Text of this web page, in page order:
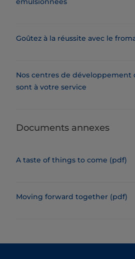
Goûtez à la réussite avec le
Nos centres de développement
sont à votre service
Documents annexes
A taste of things to come (pdf)
Moving forward together (pdf)